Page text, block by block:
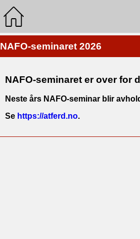
NAFO-seminaret 2026
NAFO-seminaret er over for
Neste års NAFO-seminar blir
Se https://atferd.no.